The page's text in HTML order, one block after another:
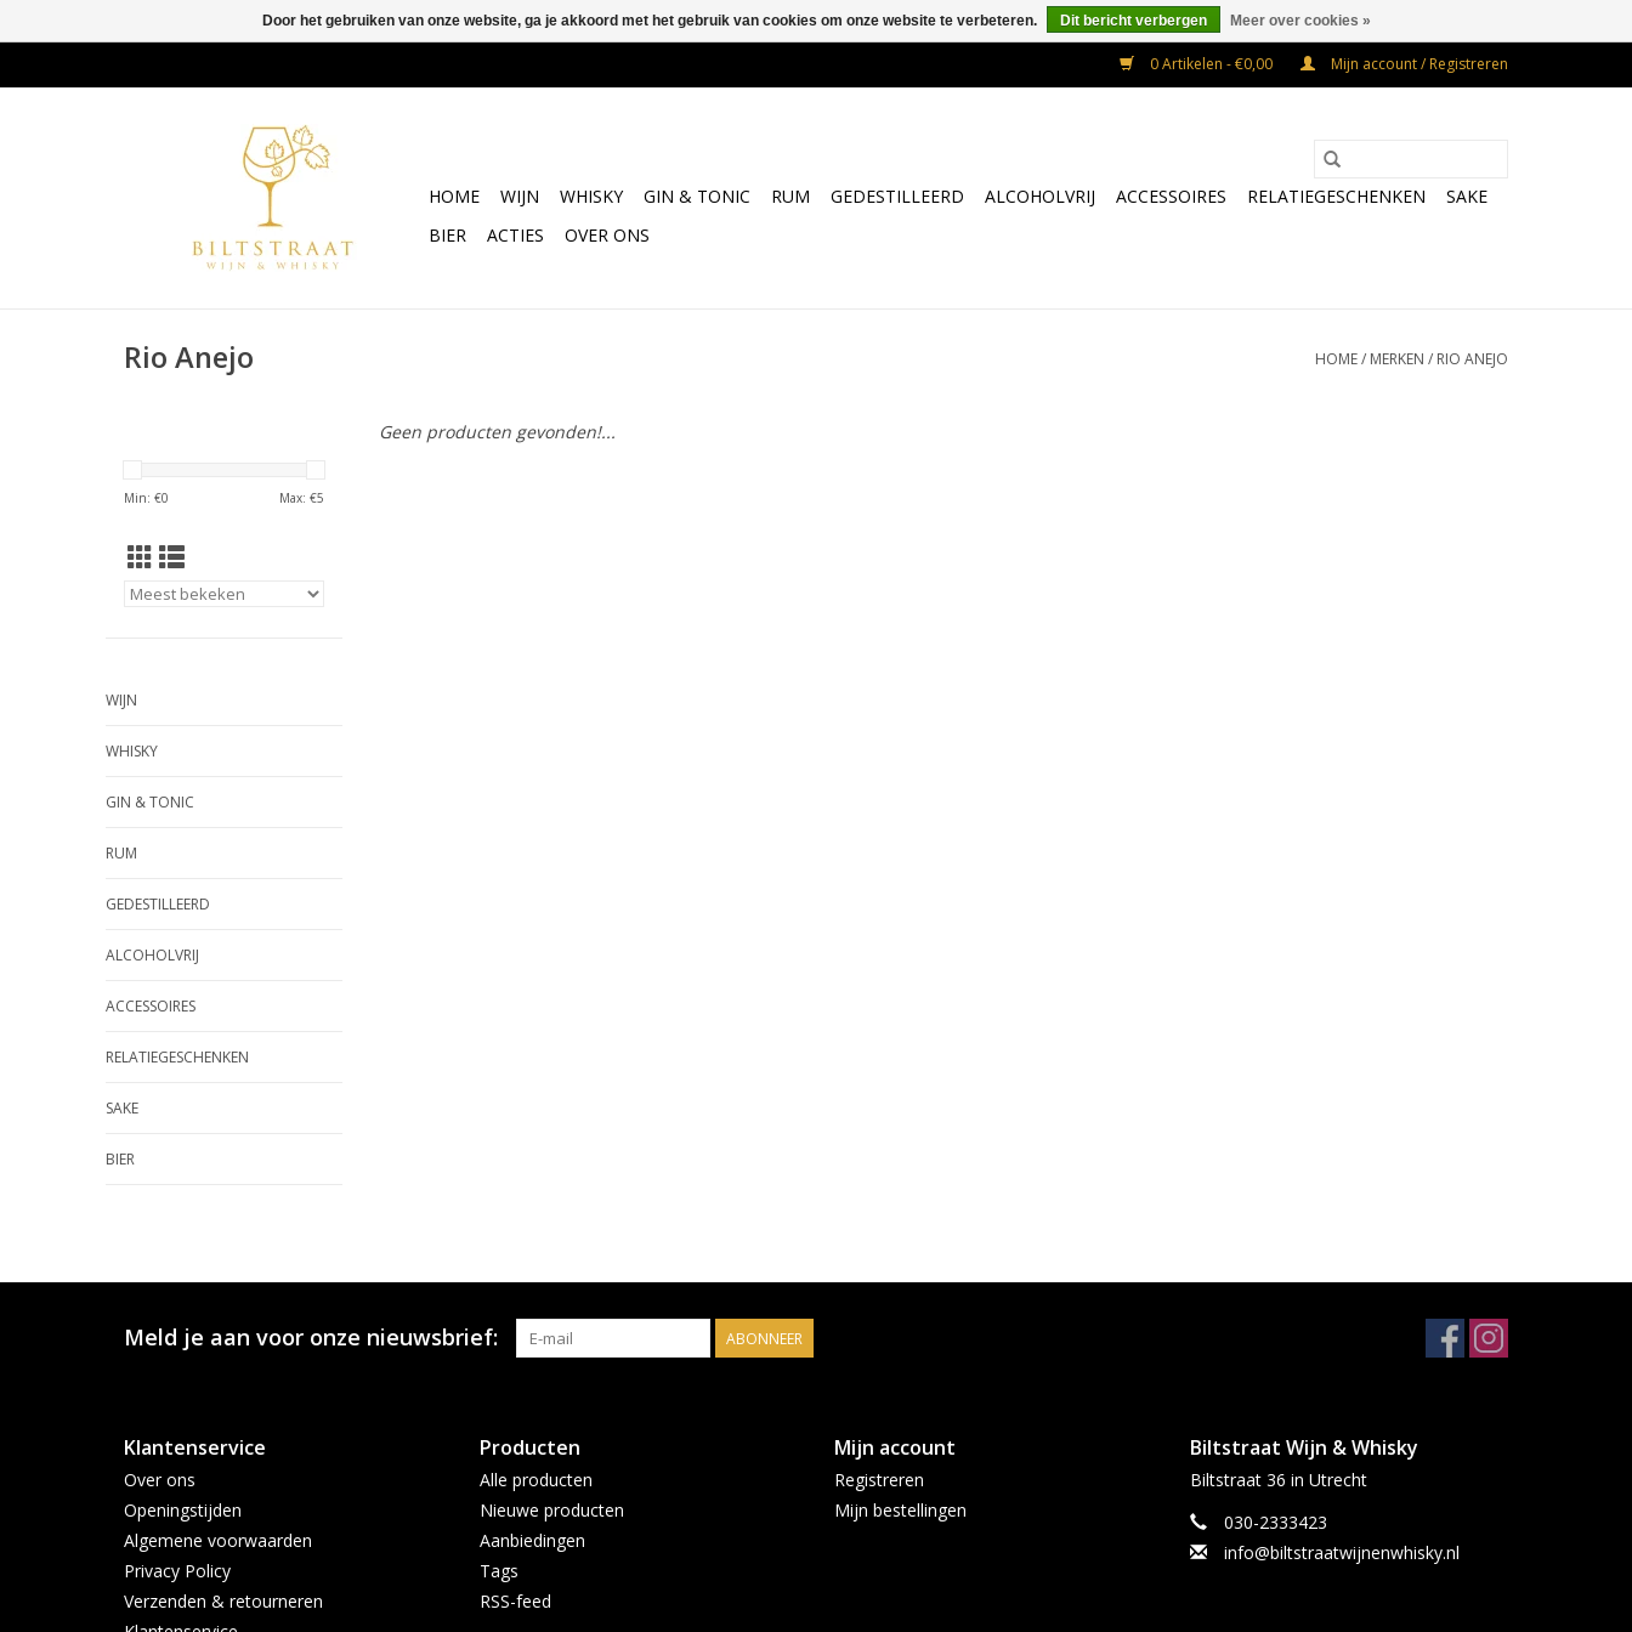
0 Artikelen - €0,00 Mijn account / Registreren
HOME WIJN WHISKY GIN & TONIC RUM GEDESTILLEERD ALCOHOLVRIJ ACCESSOIRES RELATIEGESCHENKEN
SAKE
BIER
ACTIES OVER ONS
Rio Anejo HOME/ MERKEN / RIO ANEJO
Min: €0 Max: €5
WIJN
WHISKY
GIN & TONIC
RUM
GEDESTILLEERD
ALCOHOLVRIJ
ACCESSOIRES
RELATIEGESCHENKEN
SAKE
BIER
Geen producten gevonden!...
Meld je aan voor onze nieuwsbrief: ABONNEER
Klantenservice
Over ons
Openingstijden
Algemene voorwaarden
Privacy Policy
Verzenden & retourneren
Producten
Alle producten
Nieuwe producten
Aanbiedingen
Tags
RSS-feed
Mijn account
Registreren
Mijn bestellingen
Biltstraat Wijn & Whisky
Biltstraat 36 in Utrecht
030-2333423
info@biltstraatwijnenwhisky.nl
Door het gebruiken van onze website, ga je akkoord met het gebruik van cookies om onze website te verbeteren. Dit bericht verbergen Meer over cookies »